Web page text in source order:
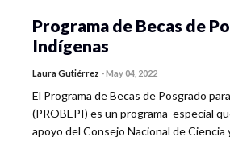
Programa de Becas de
Indígenas
Laura Gutiérrez -May 04, 2022
El Programa de Becas de Posgrado
(PROBEPI) es un programa especial
apoyo del Consejo Nacional de Ciencia